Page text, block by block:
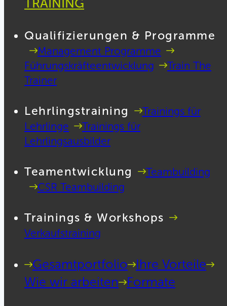
TRAINING
Qualifizierungen & Programme
Management Programme
Führungskräfteentwicklung
Train The
Trainer
Lehrlingstraining
Trainings für
Lehrlinge
Trainings für
Lehrlingsausbilder
Teamentwicklung
Teambuilding
CSR Teambuilding
Trainings & Workshops
Verkaufstraining
Gesamtportfolio
Ihre Vorteile
Wie wir arbeiten
Formate